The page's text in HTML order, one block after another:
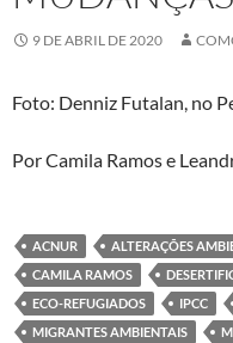
9 DE ABRIL DE 2020
Foto: Denniz Futalan, no
Por Camila Ramos e
ACNUR ALTERAÇÕES
CAMILA RAMOS
ECO-REFUGIADOS
IPCC
MIGRANTES AMBIENTAIS